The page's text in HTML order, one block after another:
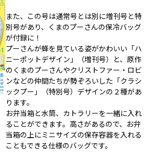
また、この号は通常号とは別に増刊号と特
別号があり、くまのプーさんの保冷バッグ
が付録に！
プーさんが蜂を見ている姿がかわいい「ハ
ニーポットデザイン」（増刊号）と、原作
のくまのプーさんやクリストファー・ロビ
ンなどの仲間たちが勢ぞろいした「クラシ
ックプー」（特別号）デザインの２種があ
ります。
お弁当箱と水筒、カトラリーを一緒に入れ
ることができます。高さがあるので、お弁
当箱の上にミニサイズの保存容器を入れる
こともできる仕様のバッグです。